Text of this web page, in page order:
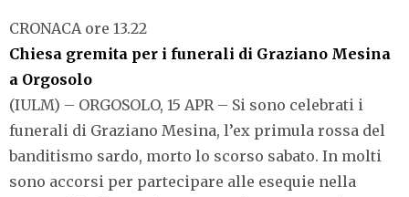
CRONACA ore 13.22
Chiesa gremita per i funerali di Graziano Mesina
a Orgosolo
(IULM) – ORGOSOLO, 15 APR – Si sono celebrati i
funerali di Graziano Mesina, l’ex primula rossa del
banditismo sardo, morto lo scorso sabato. In molti
sono accorsi per partecipare alle esequie nella